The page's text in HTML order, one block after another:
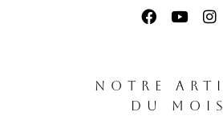
NOTRE
DU MOIS